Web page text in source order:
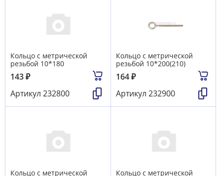
Кольцо с метрической
резьбой 10*180
143₽
Артикул 232800
Кольцо с метрической
резьбой 10*200(210)
164₽
Артикул 232900
Кольцо с метрической
Кольцо с метрической